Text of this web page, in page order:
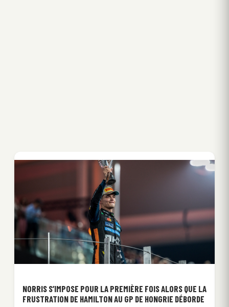
NORRIS S’IMPOSE POUR LA PREMIÈRE FOIS ALORS QUE LA
FRUSTRATION DE HAMILTON AU GP DE HONGRIE DÉBORDE